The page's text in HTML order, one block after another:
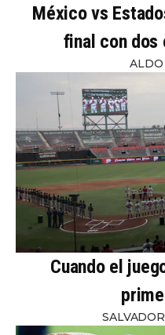
México vs
final con dos
Cuando el